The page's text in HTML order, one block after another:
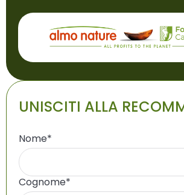
UNISCITI ALLA
Nome*
Cognome*